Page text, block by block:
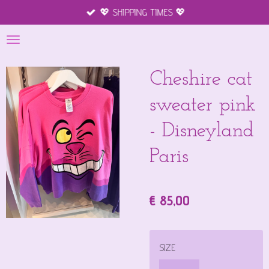
direct
naar
hoofdinhoud
💖 SHIPPING TIMES 💖
Cheshire cat
sweater pink
- Disneyland
Paris
€ 85,00
SIZE